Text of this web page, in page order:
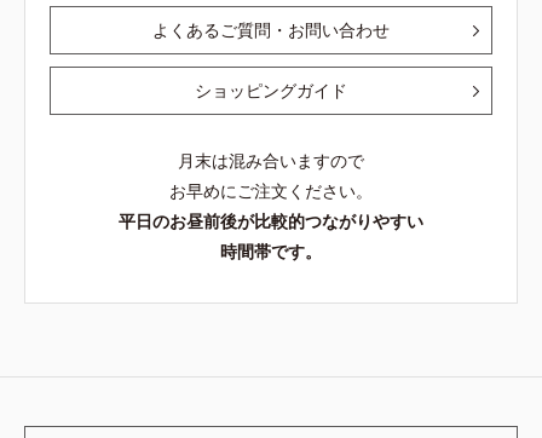
よくあるご質問・お問い合わせ
ショッピングガイド
月末は混み合いますので
お早めにご注文ください。
平日のお昼前後が比較的つながりやすい
時間帯です。